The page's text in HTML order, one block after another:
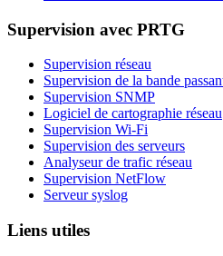
Supervision avec PRTG
Supervision réseau
Supervision de la bande
Supervision SNMP
Logiciel de cartographie réseau
Supervision Wi-Fi
Supervision des serveurs
Analyseur de trafic réseau
Supervision NetFlow
Serveur syslog
Liens utiles